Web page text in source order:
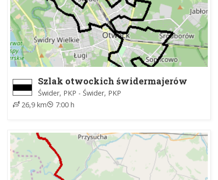
Szlak otwockich świdermajerów
Świder, PKP - Świder, PKP
26,9 km
7:00 h